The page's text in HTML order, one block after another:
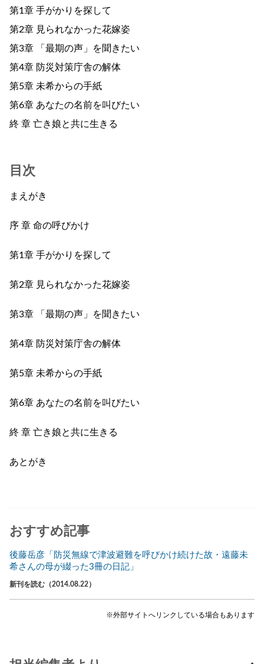
第1章 手がかりを探して
第2章 見られなかった花嫁姿
第3章 「最期の声」を聞きたい
第4章 防災対策庁舎の解体
第5章 未希からの手紙
第6章 あなたの名前を叫びたい
終 章 亡き娘と共に生きる
目次
まえがき
序 章 命の呼びかけ
第1章 手がかりを探して
第2章 見られなかった花嫁姿
第3章 「最期の声」を聞きたい
第4章 防災対策庁舎の解体
第5章 未希からの手紙
第6章 あなたの名前を叫びたい
終 章 亡き娘と共に生きる
あとがき
おすすめ記事
後藤岳彦「防災無線で津波避難を呼びかけ続けた故・遠藤未
希さんの母が綴った3冊の日記」
新刊を読む（2014.08.22）
※外部サイトへリンクしている場合もあります